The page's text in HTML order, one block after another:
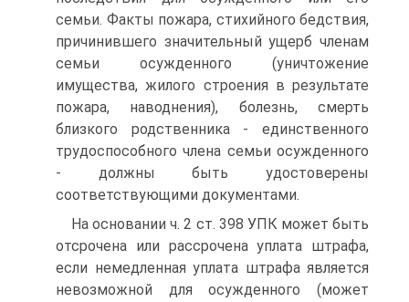
семьи. Факты пожара, стихийного бедствия,
причинившего значительный ущерб членам
семьи осужденного (уничтожение
имущества, жилого строения в результате
пожара, наводнения), болезнь, смерть
близкого родственника - единственного
трудоспособного члена семьи осужденного
- должны быть удостоверены
соответствующими документами.
На основании ч. 2 ст. 398 УПК может быть
отсрочена или рассрочена уплата штрафа,
если немедленная уплата штрафа является
невозможной для осужденного (может